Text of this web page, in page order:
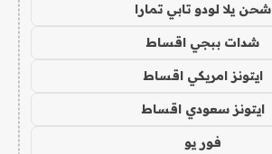
شحن يلا لودو تابي تمارا
شدات ببجي اقساط
ايتونز امريكي اقساط
ايتونز سعودي اقساط
فور يو